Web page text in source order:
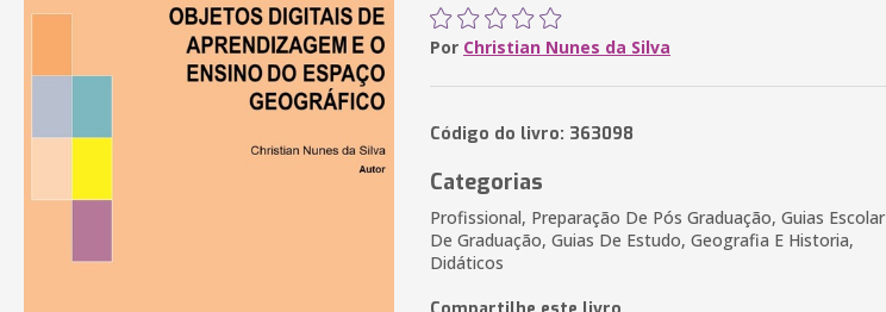
Por Christian Nunes da Silva
Código do livro: 363098
Categorias
Profissional, Preparação De Pós Graduação, Guias Escolar
De Graduação, Guias De Estudo, Geografia E Historia,
Didáticos